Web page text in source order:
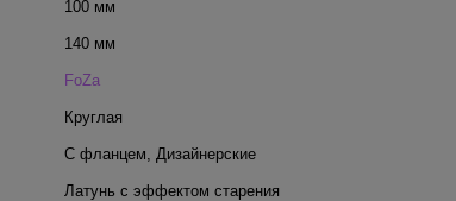
100 мм
140 мм
FoZa
Круглая
С фланцем, Дизайнерские
Латунь с эффектом старения